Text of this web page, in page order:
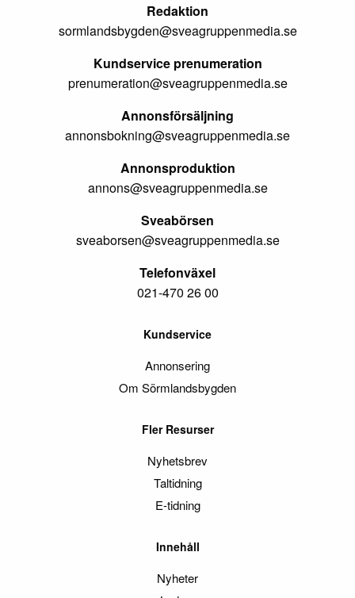
Redaktion
sormlandsbygden@sveagruppenmedia.se
Kundservice prenumeration
prenumeration@sveagruppenmedia.se
Annonsförsäljning
annonsbokning@sveagruppenmedia.se
Annonsproduktion
annons@sveagruppenmedia.se
Sveabörsen
sveaborsen@sveagruppenmedia.se
Telefonväxel
021-470 26 00
Kundservice
Annonsering
Om Sörmlandsbygden
Fler Resurser
Nyhetsbrev
Taltidning
E-tidning
Innehåll
Nyheter